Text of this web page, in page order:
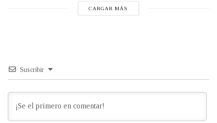
CARGAR MÁS
Suscribir